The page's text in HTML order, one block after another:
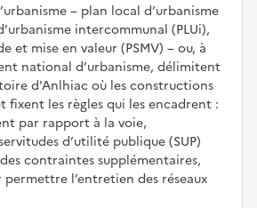
– plan local d’urbanisme
intercommunal (PLUi),
et mise en valeur (PSMV) – ou, à
national d’urbanisme, délimitent
d'Anlhiac où les constructions
fixent les règles qui les encadrent :
par rapport à la voie,
d’utilité publique (SUP)
contraintes supplémentaires,
l’entretien des réseaux